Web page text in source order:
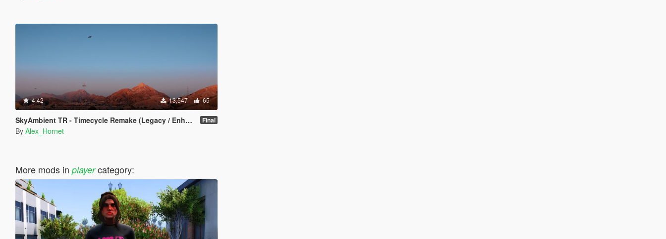
4.42 13,547 65
SkyAmbient TR - Timecycle Remake (Legacy / Enhanced) Final
By Alex_Hornet
More mods in playercategory: